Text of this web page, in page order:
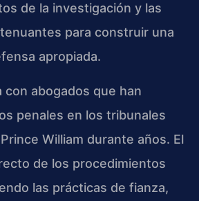
de la investigación y las
para construir una
apropiada.
abogados que han
penales en los tribunales
William durante años. El
de los procedimientos
las prácticas de fianza,